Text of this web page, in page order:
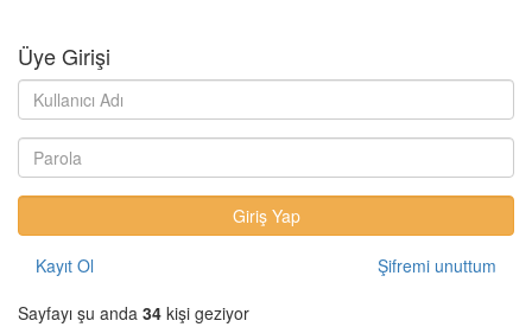
Üye Girişi
Kayıt Ol
Şifremi unuttum
Sayfayı şu anda 34 kişi geziyor